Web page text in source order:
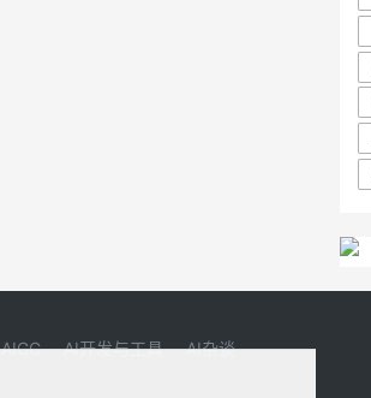
AIGC AI开发与工具 AI杂谈